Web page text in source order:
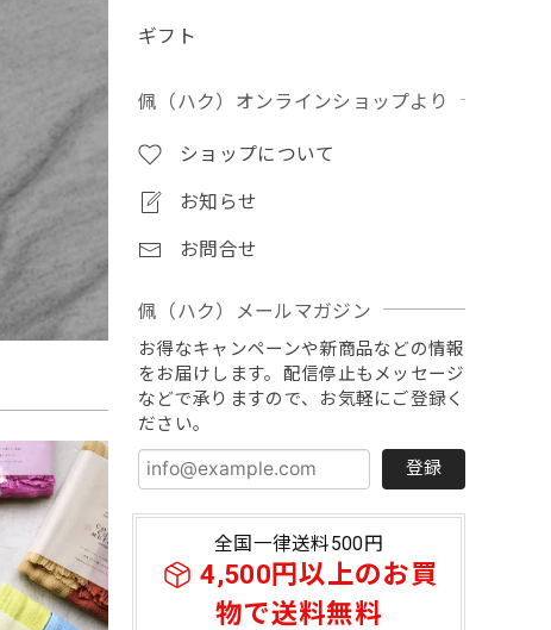
ギフト
佩（ハク）オンラインショップより
ショップについて
お知らせ
お問合せ
佩（ハク）メールマガジン
お得なキャンペーンや新商品などの情報
をお届けします。配信停止もメッセージ
などで承りますので、お気軽にご登録く
ださい。
登録
全国一律送料500円
4,500円以上のお買
物で送料無料